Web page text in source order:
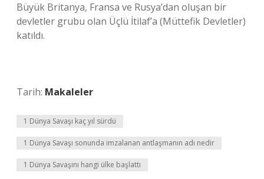
Büyük Britanya, Fransa ve Rusya’dan oluşan bir
devletler grubu olan Üçlü İtilaf’a (Müttefik Devletler)
katıldı.
Tarih: Makaleler
1 Dünya Savaşı kaç yıl sürdü
1 Dünya Savaşı sonunda imzalanan antlaşmanın adı nedir
1 Dünya Savaşını hangi ülke başlattı